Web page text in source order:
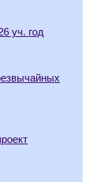
уч. год